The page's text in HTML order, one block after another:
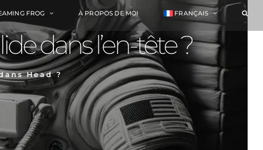
FROG À PROPOS DE MOI FRANÇAIS
dans l’en-tête ?
Head ?